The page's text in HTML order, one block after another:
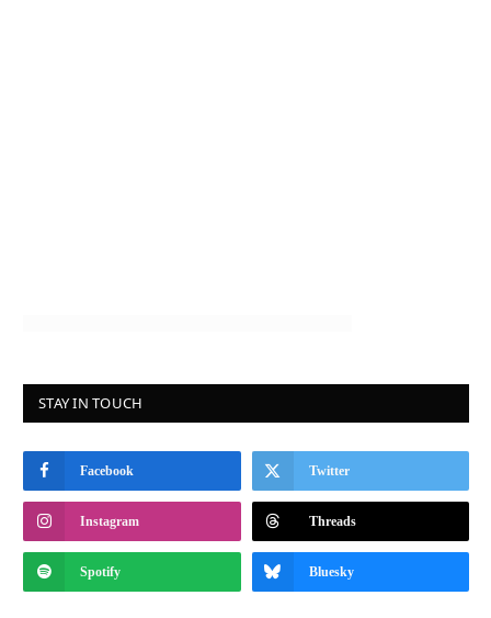
STAY IN TOUCH
Facebook Twitter
Instagram Threads
Spotify Bluesky